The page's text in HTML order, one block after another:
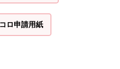
ロ申請用紙